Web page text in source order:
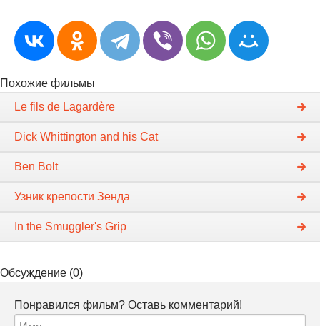
Похожие фильмы
Le fils de Lagardère
Dick Whittington and his Cat
Ben Bolt
Узник крепости Зенда
In the Smuggler's Grip
Обсуждение (0)
Понравился фильм? Оставь комментарий!